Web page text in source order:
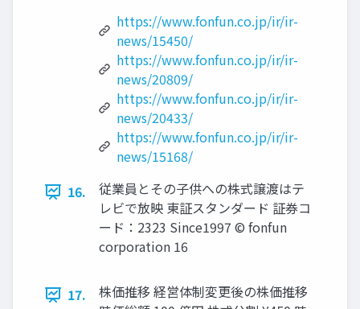
https://www.fonfun.co.jp/ir/ir-
news/15450/
https://www.fonfun.co.jp/ir/ir-
news/20809/
https://www.fonfun.co.jp/ir/ir-
news/20433/
https://www.fonfun.co.jp/ir/ir-
news/15168/
16.
従業員とその子供への株式譲渡はテ
レビで放映 東証スタンダード 証券コ
ード：2323 Since1997 © fonfun
corporation 16
17.
株価推移 経営体制変更後の株価推移